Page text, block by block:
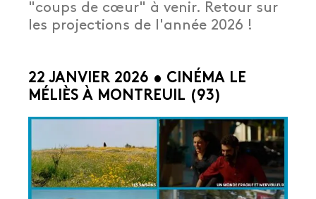
"coups de cœur" à venir. Retour sur
les projections de l'année 2026 !
22 JANVIER 2026 • CINÉMA LE
MÉLIÈS À MONTREUIL (93)